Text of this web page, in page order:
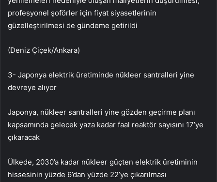
profesyonel şoförler için fiyat siyasetlerinin
güzelleştirilmesi de gündeme getirildi
(Deniz Çiçek/Ankara)
3- Japonya elektrik üretiminde nükleer santralleri yine
devreye alıyor
Japonya, nükleer santralleri yine gözden geçirme planı
kapsamında gelecek yaza kadar faal reaktör sayısını 17’ye
çıkaracak
Ülkede, 2030’a kadar nükleer güçten elektrik üretiminin
hissesinin yüzde 6’dan yüzde 22’ye çıkarılması